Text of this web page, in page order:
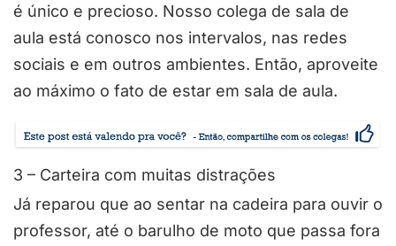
é único e precioso. Nosso colega de sala de
aula está conosco nos intervalos, nas redes
sociais e em outros ambientes. Então, aproveite
ao máximo o fato de estar em sala de aula.
3 – Carteira com muitas distrações
Já reparou que ao sentar na cadeira para ouvir o
professor, até o barulho de moto que passa fora